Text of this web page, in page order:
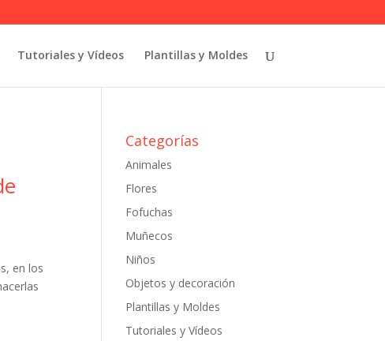
Tutoriales y Vídeos Plantillas y Moldes
en los
Categorías
Animales
Flores
Fofuchas
Muñecos
Niños
Objetos y decoración
Plantillas y Moldes
Tutoriales y Vídeos